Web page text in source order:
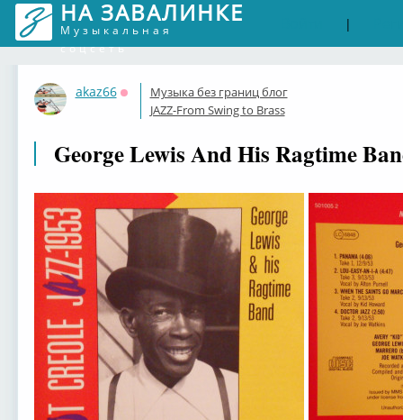
НА ЗАВАЛИНКЕ
Музыкальная
соцсеть
|
akaz66
Оффлайн
Музыка без границ блог
JAZZ-From Swing to Brass
George Lewis And His Ragtime